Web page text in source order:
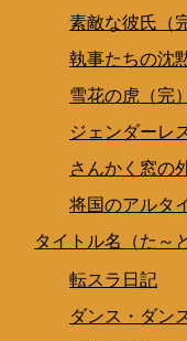
素敵な彼氏（
執事たちの沈
雪花の虎（完）
ジェンダーレ
さんかく窓の
将国のアルタ
タイトル名（た～
転スラ日記
ダンス・ダン